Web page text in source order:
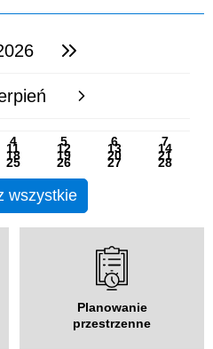
następny rok
następny miesiąc
4 5 6 7
11 12 13 14
18 19 20 21
25 26 27 28
wszystkie
Planowanie
przestrzenne